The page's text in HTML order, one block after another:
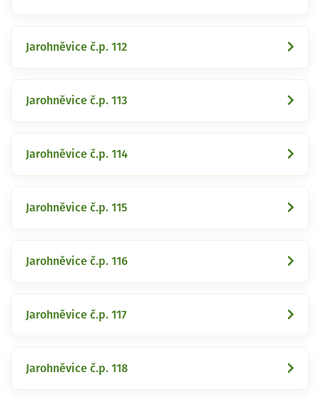
Jarohněvice č.p. 112
Jarohněvice č.p. 113
Jarohněvice č.p. 114
Jarohněvice č.p. 115
Jarohněvice č.p. 116
Jarohněvice č.p. 117
Jarohněvice č.p. 118